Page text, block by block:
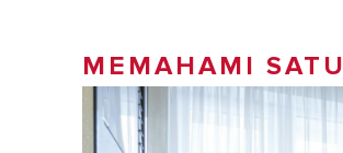
MEMAHAMI